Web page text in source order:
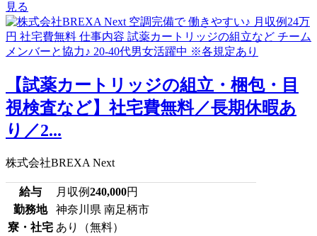
見る
【試薬カートリッジの組立・梱包・目
視検査など】社宅費無料／長期休暇あ
り／2...
株式会社BREXA Next
給与 月収例240,000円
勤務地
神奈川県 南足柄市
寮・社宅 あり（無料）